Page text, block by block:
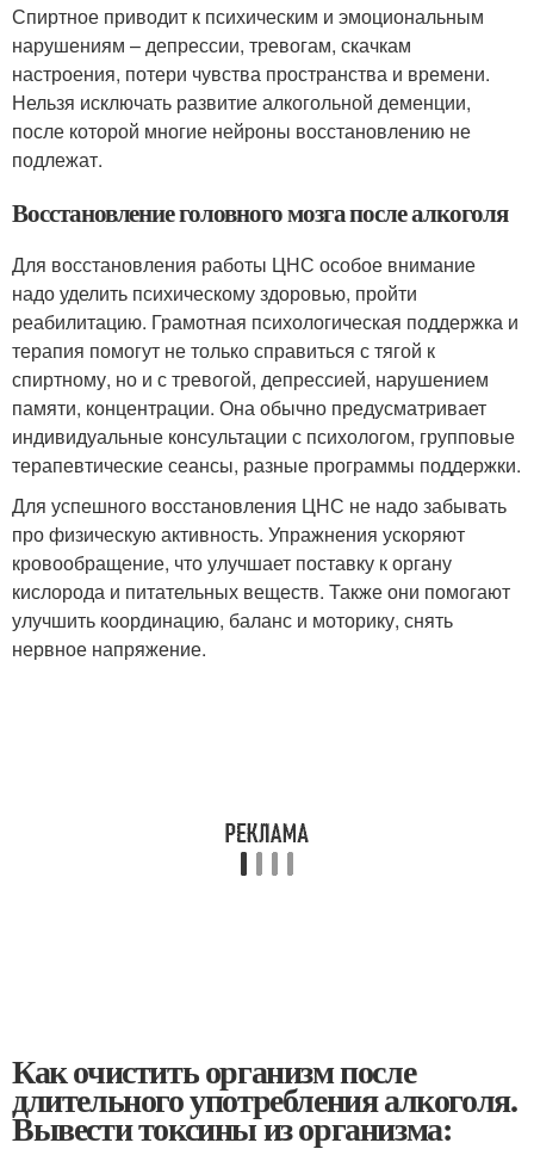
Спиртное приводит к психическим и эмоциональным
нарушениям – депрессии, тревогам, скачкам
настроения, потери чувства пространства и времени.
Нельзя исключать развитие алкогольной деменции,
после которой многие нейроны восстановлению не
подлежат.
Восстановление головного мозга после алкоголя
Для восстановления работы ЦНС особое внимание
надо уделить психическому здоровью, пройти
реабилитацию. Грамотная психологическая поддержка и
терапия помогут не только справиться с тягой к
спиртному, но и с тревогой, депрессией, нарушением
памяти, концентрации. Она обычно предусматривает
индивидуальные консультации с психологом, групповые
терапевтические сеансы, разные программы поддержки.
Для успешного восстановления ЦНС не надо забывать
про физическую активность. Упражнения ускоряют
кровообращение, что улучшает поставку к органу
кислорода и питательных веществ. Также они помогают
улучшить координацию, баланс и моторику, снять
нервное напряжение.
Как очистить организм после
длительного употребления алкоголя.
Вывести токсины из организма: